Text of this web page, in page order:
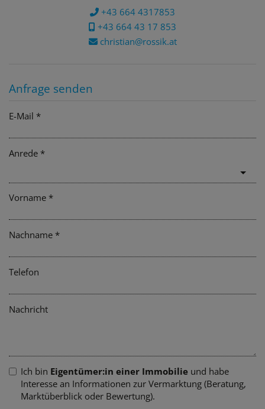
+43 664 4317853
+43 664 43 17 853
christian@rossik.at
Anfrage senden
E-Mail
Anrede
Vorname
Nachname
Telefon
Nachricht
Ich bin Eigentümer:in einer Immobilie und habe
Interesse an Informationen zur Vermarktung (Beratung,
Marktüberblick oder Bewertung).